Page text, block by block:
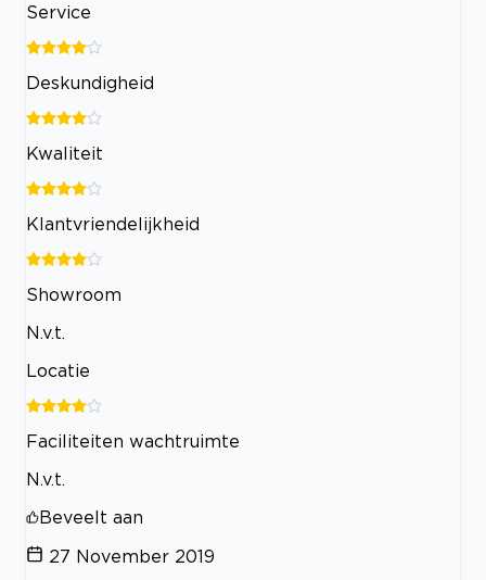
Service
Deskundigheid
Kwaliteit
Klantvriendelijkheid
Showroom
N.v.t.
Locatie
Faciliteiten wachtruimte
N.v.t.
Beveelt aan
27 November 2019